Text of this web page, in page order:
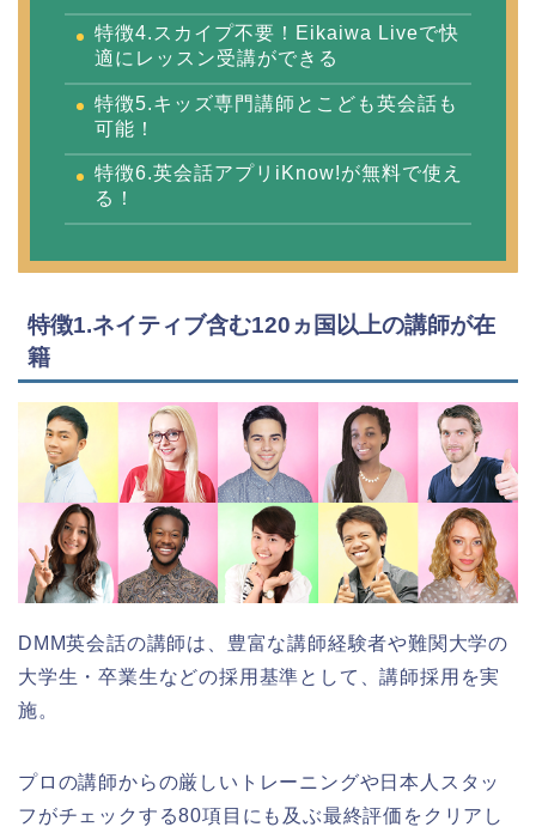
特徴4.スカイプ不要！Eikaiwa Liveで快
適にレッスン受講ができる
特徴5.キッズ専門講師とこども英会話も
可能！
特徴6.英会話アプリiKnow!が無料で使え
る！
特徴1.ネイティブ含む120ヵ国以上の講師が在
籍
DMM英会話の講師は、豊富な講師経験者や難関大学の
大学生・卒業生などの採用基準として、講師採用を実
施。
プロの講師からの厳しいトレーニングや日本人スタッ
フがチェックする80項目にも及ぶ最終評価をクリアし